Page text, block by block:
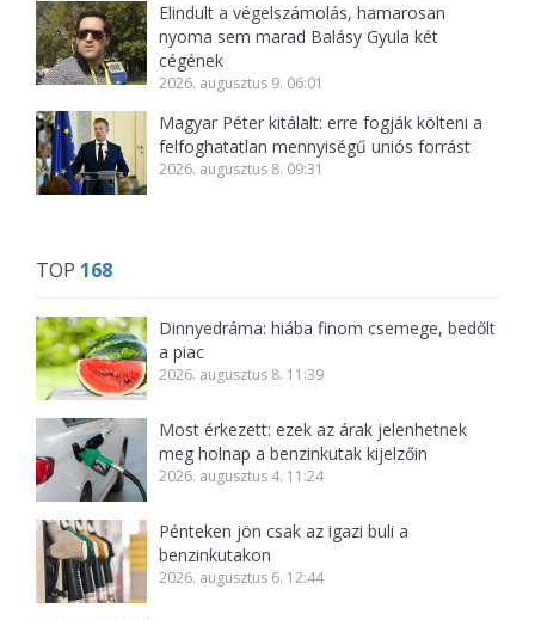
Elindult a végelszámolás, hamarosan
nyoma sem marad Balásy Gyula két
cégének
2026. augusztus 9. 06:01
Magyar Péter kitálalt: erre fogják költeni a
felfoghatatlan mennyiségű uniós forrást
2026. augusztus 8. 09:31
TOP 168
Dinnyedráma: hiába finom csemege, bedőlt
a piac
2026. augusztus 8. 11:39
Most érkezett: ezek az árak jelenhetnek
meg holnap a benzinkutak kijelzőin
2026. augusztus 4. 11:24
Pénteken jön csak az igazi buli a
benzinkutakon
2026. augusztus 6. 12:44